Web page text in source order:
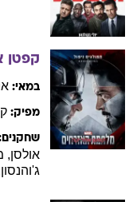
קפטן
במאי:
מפיק:
אולסן,
ג'והנסון